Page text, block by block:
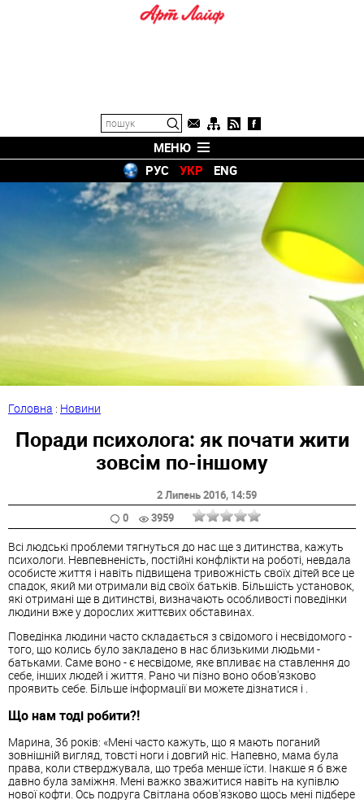
МЕНЮ
РУС
УКР ENG
Головна : Новини
Поради психолога: як почати жити
зовсім по-іншому
2 Липень 2016, 14:59
0
3959
Всі людські проблеми тягнуться до нас ще з дитинства, кажуть
психологи. Невпевненість, постійні конфлікти на роботі, невдала
особисте життя і навіть підвищена тривожність своїх дітей все це
спадок, який ми отримали від своїх батьків. Більшість установок,
які отримані ще в дитинстві, визначають особливості поведінки
людини вже у дорослих життєвих обставинах.
Поведінка людини часто складається з свідомого і несвідомого -
того, що колись було закладено в нас близькими людьми -
батьками. Саме воно - є несвідоме, яке впливає на ставлення до
себе, інших людей і життя. Рано чи пізно воно обов'язково
проявить себе. Більше інформації ви можете дізнатися і .
Що нам тоді робити?!
Марина, 36 років: «Мені часто кажуть, що я мають поганий
зовнішній вигляд, товсті ноги і довгий ніс. Напевно, мама була
права, коли стверджувала, що треба менше їсти. Інакше я б вже
давно була заміжня. Мені важко зважитися навіть на купівлю
нової кофти. Ось подруга Світлана обов'язково щось мені підбере